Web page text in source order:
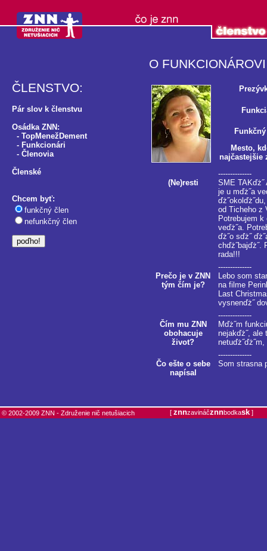
O FUNKCIONÁROVI
ČLENSTVO:
Pár slov k členstvu
Osádka ZNN:
- TopMenežDement
- Funkcionári
- Členovia
Členské
Chcem byť:
funkčný člen
nefunkčný člen
Mesto,
najčastejšie
(Ne)resti
--------------
SME
je u mďż˝a
od Ticheho z
Potrebujem k
veďż˝a.
ďż˝o sďż˝
chďż˝bajďż˝.
rada!!!
Prečo je v ZNN
tým čím je?
--------------
Lebo som
na filme
Last
vysnenďż˝
Čím mu ZNN
obohacuje
život?
--------------
Mďż˝m
nejakďż˝, ale
Čo ešte o sebe
napísal
--------------
Som strasna
© 2002-2009 ZNN - Združenie nič netušiacich [ znnzavináčznnbodkask ]